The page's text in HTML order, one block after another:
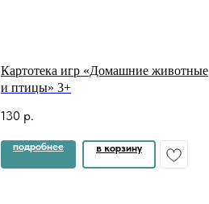
Картотека игр «Домашние животные
и птицы» 3+
130 р.
подробнее в корзину